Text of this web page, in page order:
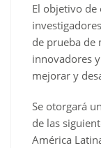
El objetivo de
de prueba de
innovadores
mejorar y
Se otorgará
de las
América